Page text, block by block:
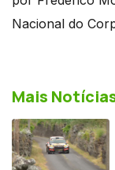
Nacional do
Mais